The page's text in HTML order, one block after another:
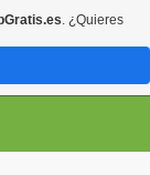
. ¿Quieres